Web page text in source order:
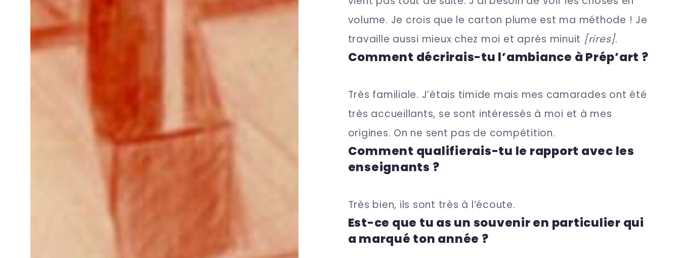
volume. Je crois que le carton plume est ma méthode ! Je
travaille aussi mieux chez moi et après minuit [rires].
Comment décrirais-tu l’ambiance à Prép’art ?
Très familiale. J’étais timide mais mes camarades ont été
très accueillants, se sont intéressés à moi et à mes
origines. On ne sent pas de compétition.
Comment qualifierais-tu le rapport avec les
enseignants ?
Très bien, ils sont très à l’écoute.
Est-ce que tu as un souvenir en particulier qui
a marqué ton année ?